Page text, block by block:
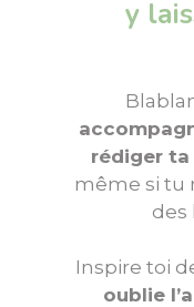
y
rédiger
même si tu
des
Inspire toi
oublie